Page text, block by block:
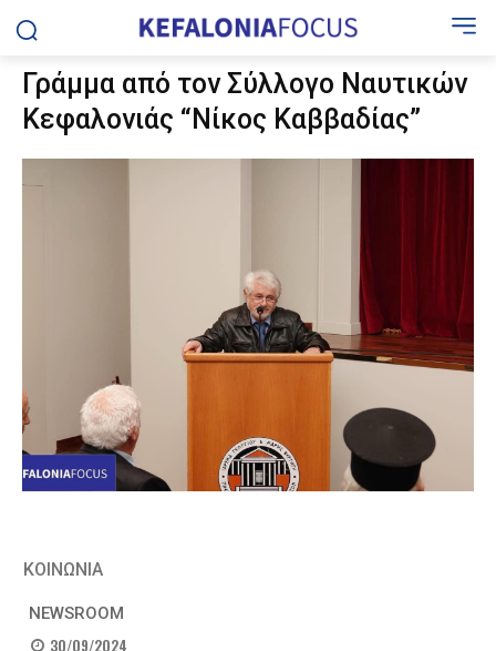
Γράμμα από τον Σύλλογο Ναυτικών
Κεφαλονιάς “Νίκος Καββαδίας”
ΚΟΙΝΩΝΙΑ
NEWSROOM
30/09/2024